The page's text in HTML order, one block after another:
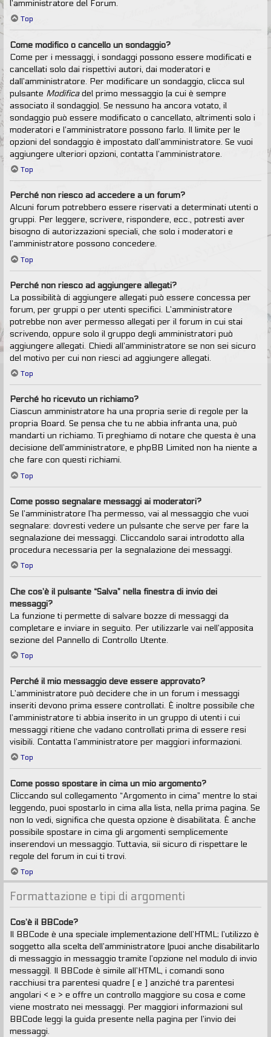
l’amministratore del Forum.
Top
Come modifico o cancello un sondaggio?
Come per i messaggi, i sondaggi possono essere modificati e
cancellati solo dai rispettivi autori, dai moderatori e
dall’amministratore. Per modificare un sondaggio, clicca sul
pulsante Modificadel primo messaggio (a cui è sempre
associato il sondaggio). Se nessuno ha ancora votato, il
sondaggio può essere modificato o cancellato, altrimenti solo i
moderatori e l’amministratore possono farlo. Il limite per le
opzioni del sondaggio è impostato dall’amministratore. Se vuoi
aggiungere ulteriori opzioni, contatta l’amministratore.
Top
Perché non riesco ad accedere a un forum?
Alcuni forum potrebbero essere riservati a determinati utenti o
gruppi. Per leggere, scrivere, rispondere, ecc., potresti aver
bisogno di autorizzazioni speciali, che solo i moderatori e
l’amministratore possono concedere.
Top
Perché non riesco ad aggiungere allegati?
La possibilità di aggiungere allegati può essere concessa per
forum, per gruppi o per utenti specifici. L’amministratore
potrebbe non aver permesso allegati per il forum in cui stai
scrivendo, oppure solo il gruppo degli amministratori può
aggiungere allegati. Chiedi all’amministratore se non sei sicuro
del motivo per cui non riesci ad aggiungere allegati.
Top
Perché ho ricevuto un richiamo?
Ciascun amministratore ha una propria serie di regole per la
propria Board. Se pensa che tu ne abbia infranta una, può
mandarti un richiamo. Ti preghiamo di notare che questa è una
decisione dell’amministratore, e phpBB Limited non ha niente a
che fare con questi richiami.
Top
Come posso segnalare messaggi ai moderatori?
Se l’amministratore l’ha permesso, vai al messaggio che vuoi
segnalare: dovresti vedere un pulsante che serve per fare la
segnalazione dei messaggi. Cliccandolo sarai introdotto alla
procedura necessaria per la segnalazione dei messaggi.
Top
Che cos’è il pulsante “Salva” nella finestra di invio dei
messaggi?
La funzione ti permette di salvare bozze di messaggi da
completare e inviare in seguito. Per utilizzarle vai nell’apposita
sezione del Pannello di Controllo Utente.
Top
Perché il mio messaggio deve essere approvato?
L’amministratore può decidere che in un forum i messaggi
inseriti devono prima essere controllati. È inoltre possibile che
l’amministratore ti abbia inserito in un gruppo di utenti i cui
messaggi ritiene che vadano controllati prima di essere resi
visibili. Contatta l’amministratore per maggiori informazioni.
Top
Come posso spostare in cima un mio argomento?
Cliccando sul collegamento “Argomento in cima” mentre lo stai
leggendo, puoi spostarlo in cima alla lista, nella prima pagina. Se
non lo vedi, significa che questa opzione è disabilitata. È anche
possibile spostare in cima gli argomenti semplicemente
inserendovi un messaggio. Tuttavia, sii sicuro di rispettare le
regole del forum in cui ti trovi.
Top
Formattazione e tipi di argomenti
Cos’è il BBCode?
Il BBCode è una speciale implementazione dell’HTML; l’utilizzo è
soggetto alla scelta dell’amministratore (puoi anche disabilitarlo
di messaggio in messaggio tramite l’opzione nel modulo di invio
messaggi). Il BBCode è simile all’HTML, i comandi sono
racchiusi tra parentesi quadre [ e ] anziché tra parentesi
angolari < e > e offre un controllo maggiore su cosa e come
viene mostrato nei messaggi. Per maggiori informazioni sul
BBCode leggi la guida presente nella pagina per l’invio dei
messaggi.